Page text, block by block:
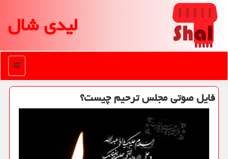
لیدی شال
منو
فایل صوتی مجلس ترحیم چیست؟